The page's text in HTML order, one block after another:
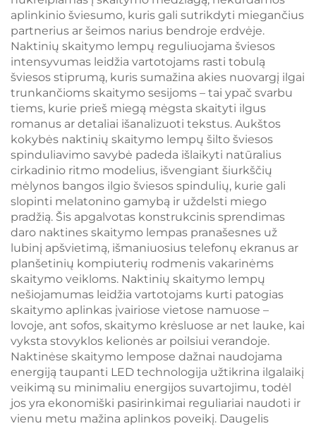
aplinkinio šviesumo, kuris gali sutrikdyti miegančius
partnerius ar šeimos narius bendroje erdvėje.
Naktinių skaitymo lempų reguliuojama šviesos
intensyvumas leidžia vartotojams rasti tobulą
šviesos stiprumą, kuris sumažina akies nuovargį ilgai
trunkančioms skaitymo sesijoms – tai ypač svarbu
tiems, kurie prieš miegą mėgsta skaityti ilgus
romanus ar detaliai išanalizuoti tekstus. Aukštos
kokybės naktinių skaitymo lempų šilto šviesos
spinduliavimo savybė padeda išlaikyti natūralius
cirkadinio ritmo modelius, išvengiant šiurkščių
mėlynos bangos ilgio šviesos spindulių, kurie gali
slopinti melatonino gamybą ir uždelsti miego
pradžią. Šis apgalvotas konstrukcinis sprendimas
daro naktines skaitymo lempas pranašesnes už
lubinį apšvietimą, išmaniuosius telefonų ekranus ar
planšetinių kompiuterių rodmenis vakarinėms
skaitymo veikloms. Naktinių skaitymo lempų
nešiojamumas leidžia vartotojams kurti patogias
skaitymo aplinkas įvairiose vietose namuose –
lovoje, ant sofos, skaitymo krėsluose ar net lauke, kai
vyksta stovyklos kelionės ar poilsiui verandoje.
Naktinėse skaitymo lempose dažnai naudojama
energiją taupanti LED technologija užtikrina ilgalaikį
veikimą su minimaliu energijos suvartojimu, todėl
jos yra ekonomiški pasirinkimai reguliariai naudoti ir
vienu metu mažina aplinkos poveikį. Daugelis